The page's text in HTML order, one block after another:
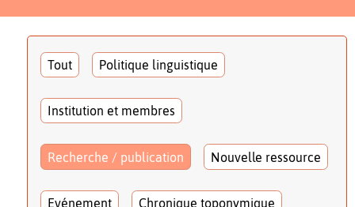
Tout Politique linguistique
Institution et membres
Recherche / publication Nouvelle ressource
Evénement Chronique toponymique